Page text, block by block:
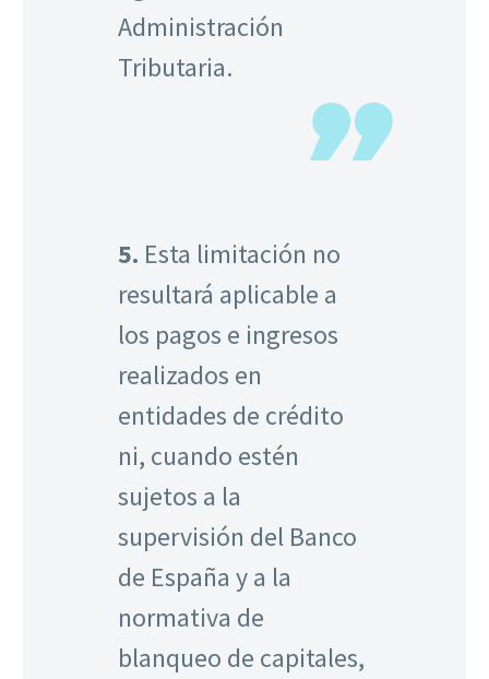
Administración
Tributaria.
5. Esta limitación no
resultará aplicable a
los pagos e ingresos
realizados en
entidades de crédito
ni, cuando estén
sujetos a la
supervisión del Banco
de España y a la
normativa de
blanqueo de capitales,